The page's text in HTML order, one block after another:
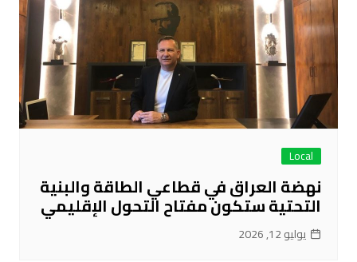
Local
نهضة العراق في قطاعي الطاقة والبنية
التحتية ستكون مفتاح التحول الإقليمي
يوليو 12, 2026